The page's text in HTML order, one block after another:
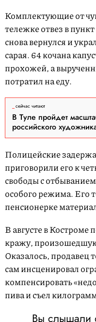
Комплектующие от
тележке отвез в
снова вернулся и
сарая. 64 кочана
прохожей, а
потратил на еду.
сейчас читают
В Туле пройдет
российского
Полицейские
приговорили его к
свободы с
особого режима. Его
пенсионерке
В августе в Костроме
кражу,
Оказалось, продавец
сам инсценировал
компенсировать
пива и съел
Вы слышали